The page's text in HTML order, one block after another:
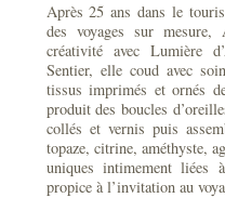
Après 25 ans dans le
des voyages sur
créativité avec Lumière
Sentier, elle coud avec
tissus imprimés et ornés
produit des boucles
collés et vernis puis
topaze, citrine, améthyste,
uniques intimement liées
propice à l’invitation au